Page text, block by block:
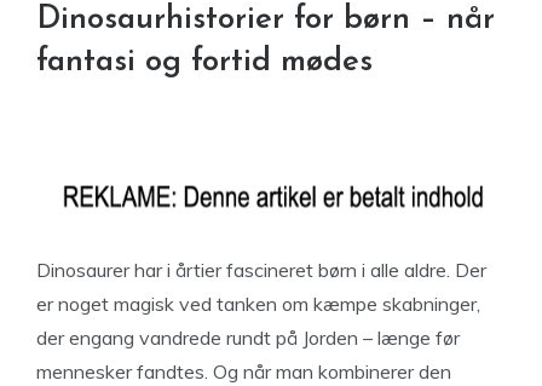
Dinosaurhistorier for børn – når
fantasi og fortid mødes
Dinosaurer har i årtier fascineret børn i alle aldre. Der
er noget magisk ved tanken om kæmpe skabninger,
der engang vandrede rundt på Jorden – længe før
mennesker fandtes. Og når man kombinerer den